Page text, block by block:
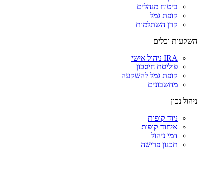
ביטוח מנהלים
קופת גמל
קרן השתלמות
השקעות וכלים
IRA ניהול אישי
פוליסת חיסכון
קופת גמל להשקעה
מחשבונים
ניהול נכון
ניוד קופות
איחוד קופות
דמי ניהול
תכנון פרישה